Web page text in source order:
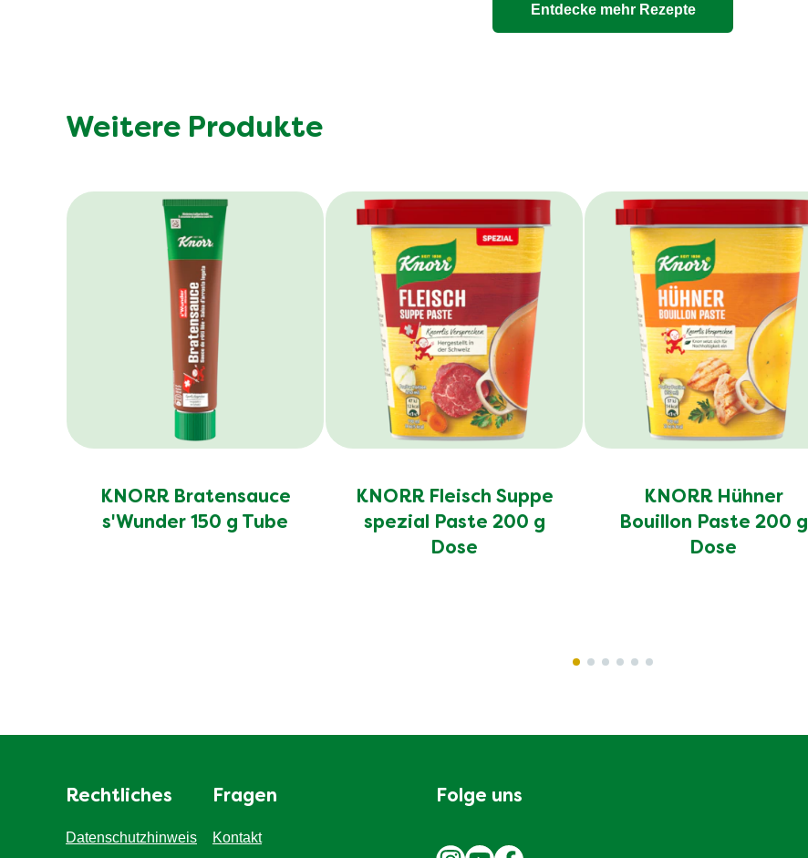
Entdecke mehr Rezepte
Weitere Produkte
KNORR Bratensauce
s'Wunder 150 g Tube
KNORR Fleisch Suppe
spezial Paste 200 g
Dose
KNORR Hühner
Bouillon Paste 200 g
Dose
Rechtliches
Datenschutzhinweis
Fragen
Kontakt
Folge uns